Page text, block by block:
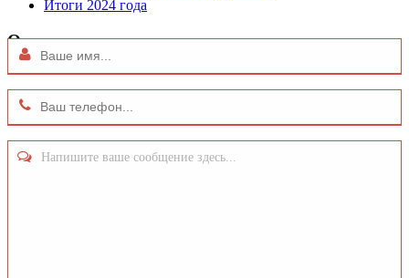
Итоги 2024 года
Отправить запрос
Напишите ваше сообщение здесь...